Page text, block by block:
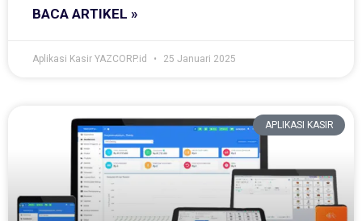
BACA ARTIKEL »
Aplikasi Kasir YAZCORP.id 25 Januari 2025
APLIKASI KASIR